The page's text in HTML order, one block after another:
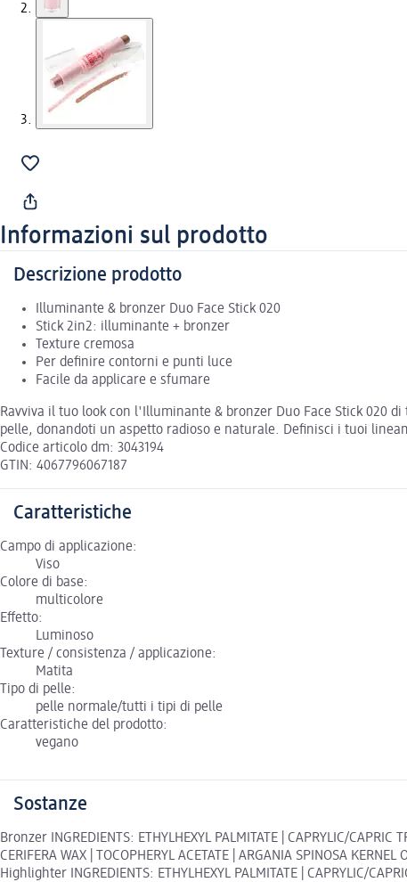
Informazioni sul prodotto
Descrizione prodotto
Illuminante & bronzer Duo Face Stick 020
Stick 2in2: illuminante + bronzer
Texture cremosa
Per definire contorni e punti luce
Facile da applicare e sfumare
Ravviva il tuo look con l'Illuminante & bronzer Duo Face Stick 020
pelle, donandoti un aspetto radioso e naturale. Definisci i tuoi
Codice articolo dm: 3043194
GTIN: 4067796067187
Caratteristiche
Campo di applicazione:
Viso
Colore di base:
multicolore
Effetto:
Luminoso
Texture / consistenza / applicazione:
Matita
Tipo di pelle:
pelle normale/tutti i tipi di pelle
Caratteristiche del prodotto:
vegano
Sostanze
Bronzer INGREDIENTS: ETHYLHEXYL PALMITATE | CAPRYLIC/CAPRIC
CERIFERA WAX | TOCOPHERYL ACETATE | ARGANIA SPINOSA
Highlighter INGREDIENTS: ETHYLHEXYL PALMITATE | CAPRYLIC/